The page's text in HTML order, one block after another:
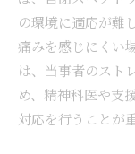
の環境に適応が難
痛みを感じにくい
は、当事者のスト
め、精神科医や支
対応を行うことが